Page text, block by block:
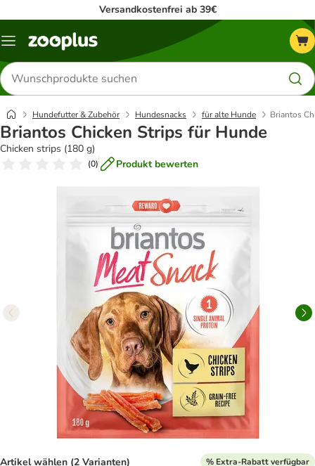
Versandkostenfrei ab 39€
Menü
Produkte
suchen
Hundefutter & Zubehör Hundesnacks für alte Hunde Briantos
Briantos Chicken Strips für Hunde
Chicken strips (180 g)
(0) Produkt bewerten
Artikel wählen (2 Varianten) % Extra-Rabatt verfügbar